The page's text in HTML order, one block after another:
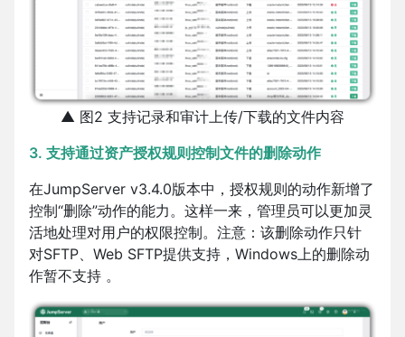
▲ 图2 支持记录和审计上传/下载的文件内容
3. 支持通过资产授权规则控制文件的删除动作
在JumpServer v3.4.0版本中，授权规则的动作新增了
控制“删除”动作的能力。这样一来，管理员可以更加灵
活地处理对用户的权限控制。注意：该删除动作只针
对SFTP、Web SFTP提供支持，Windows上的删除动
作暂不支持 。